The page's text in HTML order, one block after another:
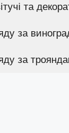
та
за
за